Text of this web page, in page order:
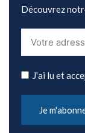
Découvrez
J'ai lu et